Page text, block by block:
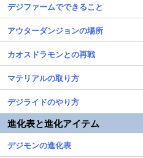
デジファームでできること
アウターダンジョンの場所
カオスドラモンとの再戦
マテリアルの取り方
デジライドのやり方
進化表と進化アイテム
デジモンの進化表